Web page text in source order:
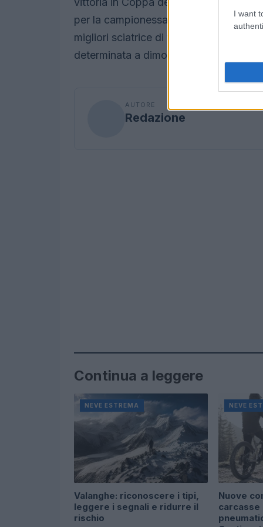
I want
per la campionessa, che ha
migliori sciatrice di tutti i tempi. La
determinata a dimostrare il suo valore
AUTORE
Redazione
Continua a leggere
NEVE ESTREMA
Valanghe: riconoscere i tipi,
leggere i segnali e ridurre il
rischio
NEVE
Nuove
carcasse